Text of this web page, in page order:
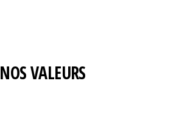
NOS VALEURS